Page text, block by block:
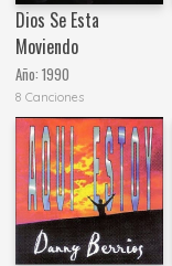
Dios Se Esta
Moviendo
Año:1990
8 Canciones